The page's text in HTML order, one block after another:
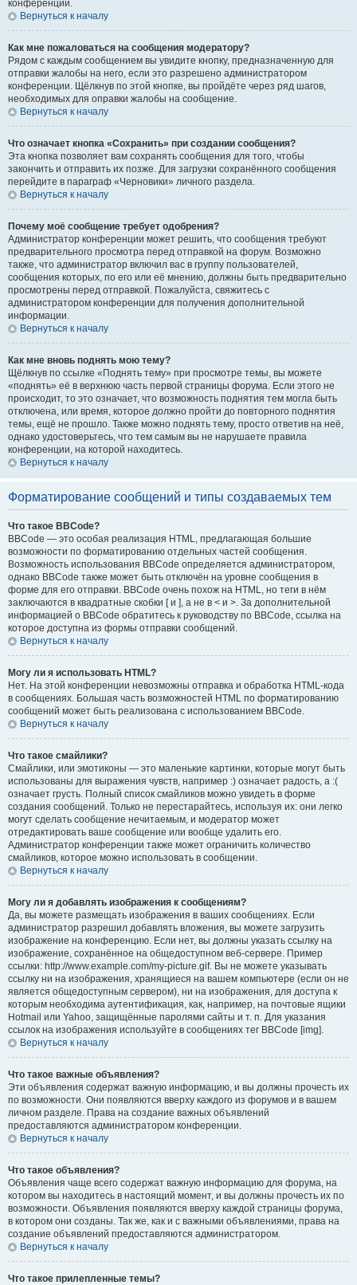
конференции.
Вернуться к началу
Как мне пожаловаться на сообщения модератору?
Рядом с каждым сообщением вы увидите кнопку, предназначенную для
отправки жалобы на него, если это разрешено администратором
конференции. Щёлкнув по этой кнопке, вы пройдёте через ряд шагов,
необходимых для оправки жалобы на сообщение.
Вернуться к началу
Что означает кнопка «Сохранить» при создании сообщения?
Эта кнопка позволяет вам сохранять сообщения для того, чтобы
закончить и отправить их позже. Для загрузки сохранённого сообщения
перейдите в параграф «Черновики» личного раздела.
Вернуться к началу
Почему моё сообщение требует одобрения?
Администратор конференции может решить, что сообщения требуют
предварительного просмотра перед отправкой на форум. Возможно
также, что администратор включил вас в группу пользователей,
сообщения которых, по его или её мнению, должны быть предварительно
просмотрены перед отправкой. Пожалуйста, свяжитесь с
администратором конференции для получения дополнительной
информации.
Вернуться к началу
Как мне вновь поднять мою тему?
Щёлкнув по ссылке «Поднять тему» при просмотре темы, вы можете
«поднять» её в верхнюю часть первой страницы форума. Если этого не
происходит, то это означает, что возможность поднятия тем могла быть
отключена, или время, которое должно пройти до повторного поднятия
темы, ещё не прошло. Также можно поднять тему, просто ответив на неё,
однако удостоверьтесь, что тем самым вы не нарушаете правила
конференции, на которой находитесь.
Вернуться к началу
Форматирование сообщений и типы создаваемых тем
Что такое BBCode?
BBCode — это особая реализация HTML, предлагающая большие
возможности по форматированию отдельных частей сообщения.
Возможность использования BBCode определяется администратором,
однако BBCode также может быть отключён на уровне сообщения в
форме для его отправки. BBCode очень похож на HTML, но теги в нём
заключаются в квадратные скобки [ и ], а не в < и >. За дополнительной
информацией о BBCode обратитесь к руководству по BBCode, ссылка на
которое доступна из формы отправки сообщений.
Вернуться к началу
Могу ли я использовать HTML?
Нет. На этой конференции невозможны отправка и обработка HTML-кода
в сообщениях. Большая часть возможностей HTML по форматированию
сообщений может быть реализована с использованием BBCode.
Вернуться к началу
Что такое смайлики?
Смайлики, или эмотиконы — это маленькие картинки, которые могут быть
использованы для выражения чувств, например :) означает радость, а :(
означает грусть. Полный список смайликов можно увидеть в форме
создания сообщений. Только не перестарайтесь, используя их: они легко
могут сделать сообщение нечитаемым, и модератор может
отредактировать ваше сообщение или вообще удалить его.
Администратор конференции также может ограничить количество
смайликов, которое можно использовать в сообщении.
Вернуться к началу
Могу ли я добавлять изображения к сообщениям?
Да, вы можете размещать изображения в ваших сообщениях. Если
администратор разрешил добавлять вложения, вы можете загрузить
изображение на конференцию. Если нет, вы должны указать ссылку на
изображение, сохранённое на общедоступном веб-сервере. Пример
ссылки: http://www.example.com/my-picture.gif. Вы не можете указывать
ссылку ни на изображения, хранящиеся на вашем компьютере (если он не
является общедоступным сервером), ни на изображения, для доступа к
которым необходима аутентификация, как, например, на почтовые ящики
Hotmail или Yahoo, защищённые паролями сайты и т. п. Для указания
ссылок на изображения используйте в сообщениях тег BBCode [img].
Вернуться к началу
Что такое важные объявления?
Эти объявления содержат важную информацию, и вы должны прочесть их
по возможности. Они появляются вверху каждого из форумов и в вашем
личном разделе. Права на создание важных объявлений
предоставляются администратором конференции.
Вернуться к началу
Что такое объявления?
Объявления чаще всего содержат важную информацию для форума, на
котором вы находитесь в настоящий момент, и вы должны прочесть их по
возможности. Объявления появляются вверху каждой страницы форума,
в котором они созданы. Так же, как и с важными объявлениями, права на
создание объявлений предоставляются администратором.
Вернуться к началу
Что такое прилепленные темы?